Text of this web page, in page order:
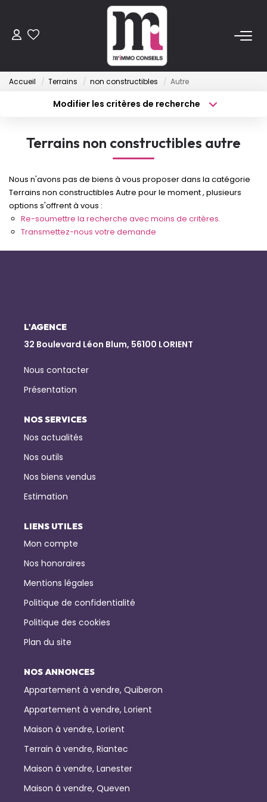
ACHETER
Anciens
Programmes Neufs
VENDRE
LOUER
ESTIMER
Notre Équipe
Accueil Terrains non constructibles Autre
Modifier les critères de recherche
Type de bien
Budget max Plus de critères
Terrains non constructibles autre
Nous n'avons pas de biens à vous proposer dans la catégorie
Terrains non constructibles Autre pour le moment , plusieurs
options s'offrent à vous :
Re-soumettre la recherche avec moins de critères.
Transmettez-nous votre demande
L'AGENCE
32 Boulevard Léon Blum, 56100 LORIENT
Nous contacter
Présentation
NOS SERVICES
Nos actualités
Nos outils
Nos biens vendus
Estimation
LIENS UTILES
Mon compte
Nos honoraires
Mentions légales
Politique de confidentialité
Politique des cookies
Plan du site
NOS ANNONCES
Appartement à vendre, Quiberon
Appartement à vendre, Lorient
Maison à vendre, Lorient
Terrain à vendre, Riantec
Maison à vendre, Lanester
Maison à vendre, Queven